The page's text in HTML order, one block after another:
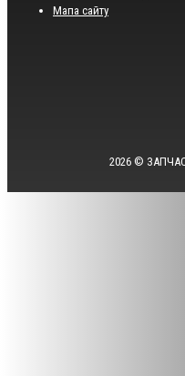
Мапа сайту
2026 ©